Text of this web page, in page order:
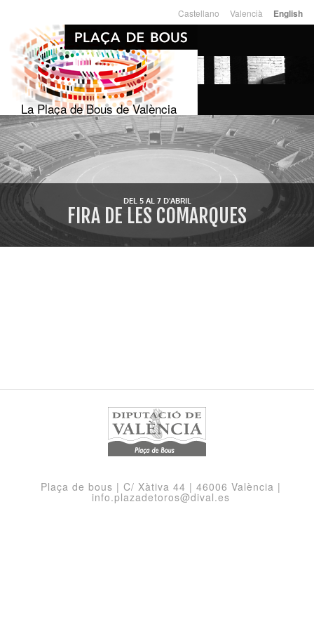
main
content
Languages
Castellano Valencià English
La Plaça de Bous de València
DEL 5 AL 7 D'ABRIL
FIRA DE LES COMARQUES
Plaça de bous | C/ Xàtiva 44 | 46006 València |
info.plazadetoros@dival.es